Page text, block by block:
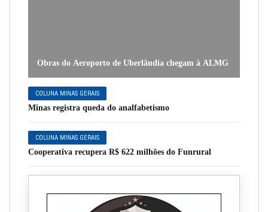
Obras do Aeroporto de Uberlândia chegam à ALMG
COLUNA MINAS GERAIS
Minas registra queda do analfabetismo
COLUNA MINAS GERAIS
Cooperativa recupera R$ 622 milhões do Funrural